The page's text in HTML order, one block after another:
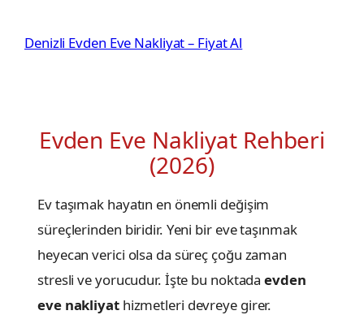
Denizli Evden Eve Nakliyat – Fiyat Al
Evden Eve Nakliyat Rehberi
(2026)
Ev taşımak hayatın en önemli değişim
süreçlerinden biridir. Yeni bir eve taşınmak
heyecan verici olsa da süreç çoğu zaman
stresli ve yorucudur. İşte bu noktadaevden
eve nakliyathizmetleri devreye girer.